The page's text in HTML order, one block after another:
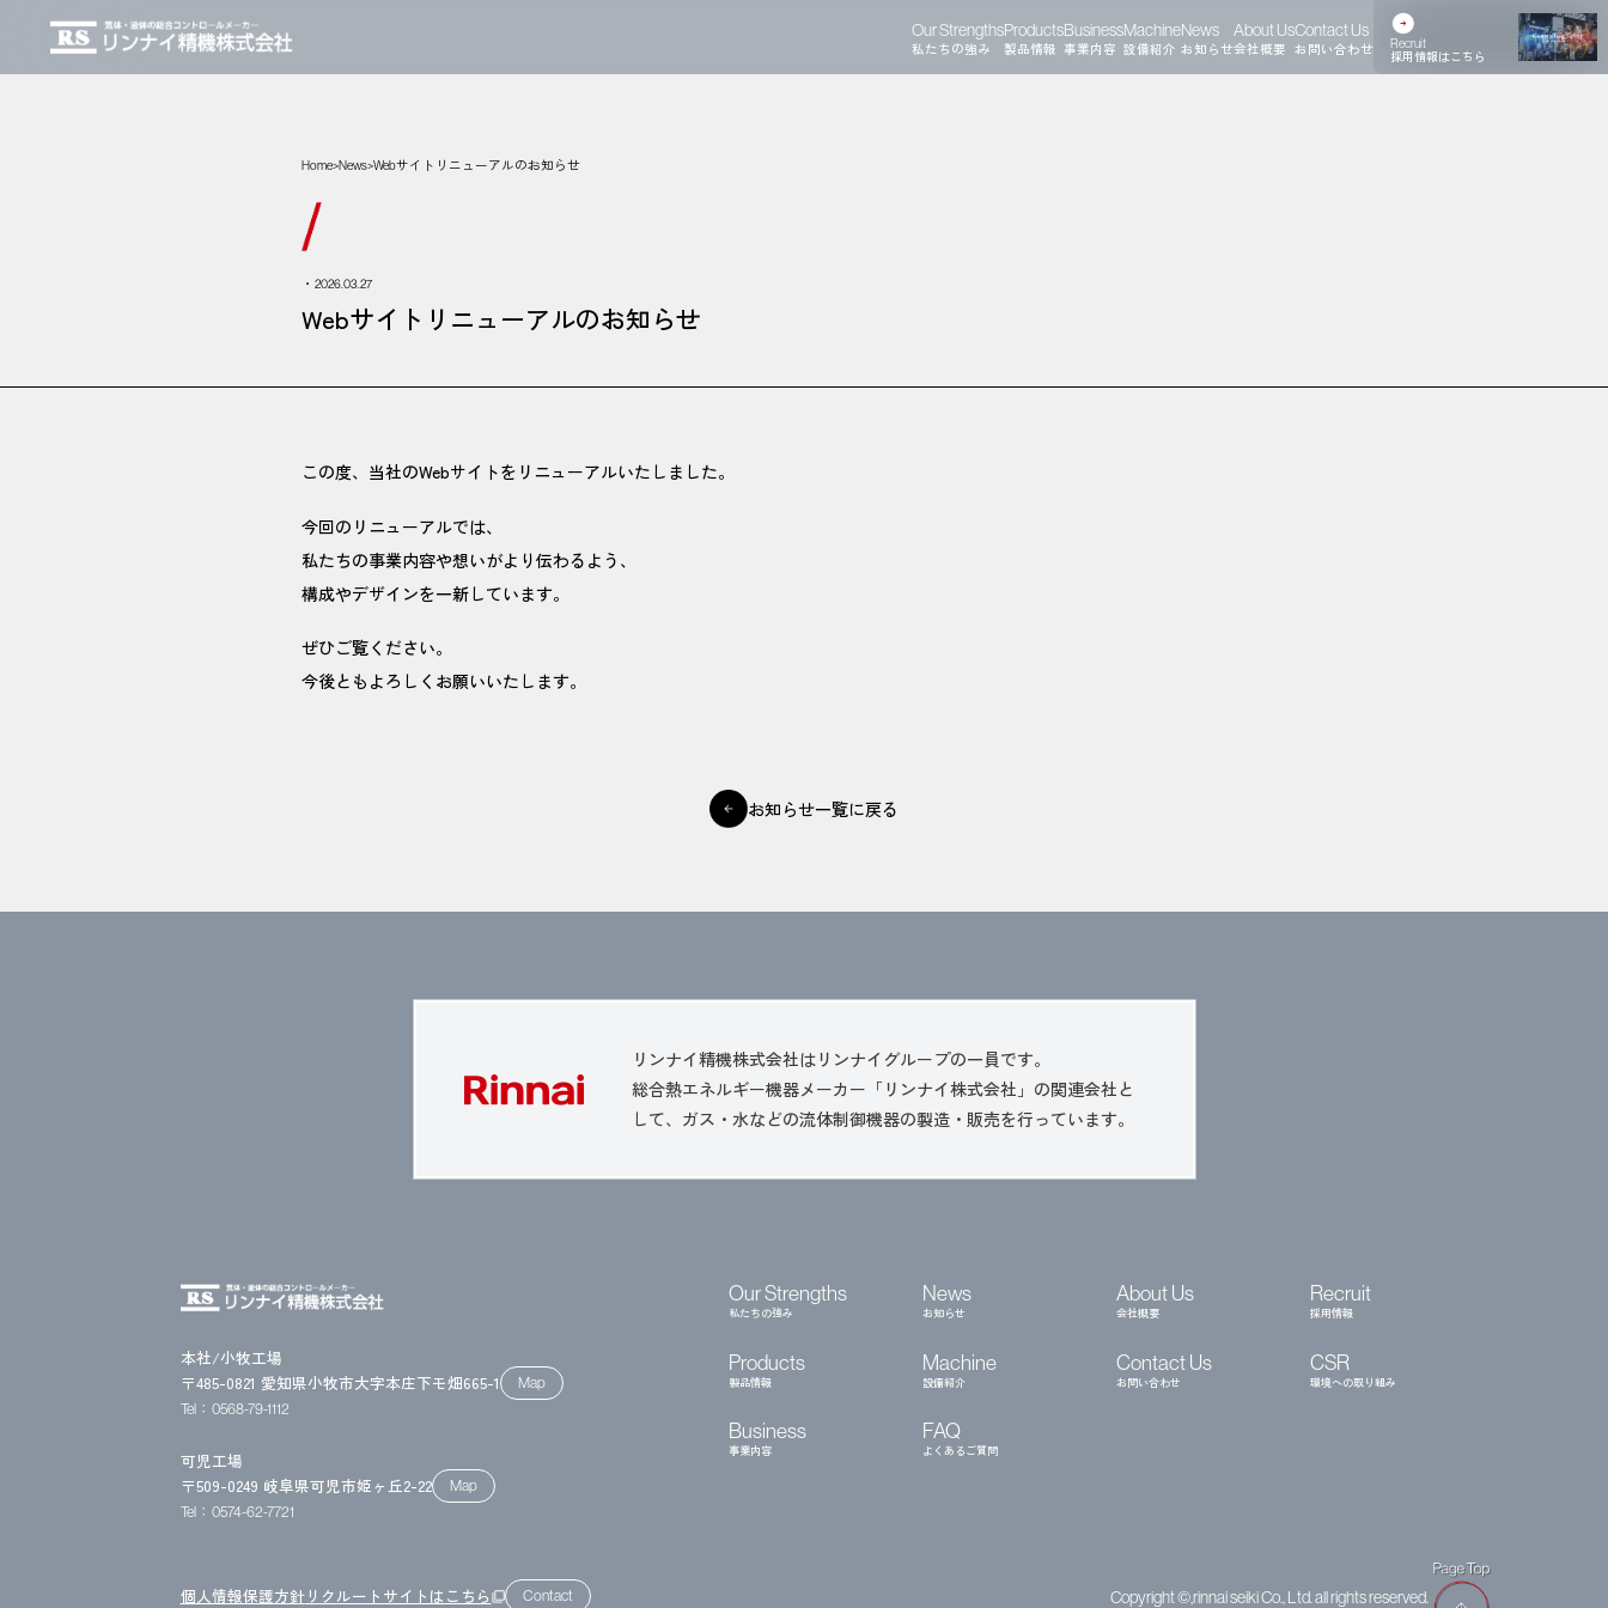
Our Strengths
私たちの強み
Products
製品情報
Business
事業内容
Machine
設備紹介
News
お知らせ
About Us
会社概要
Contact Us
お問い合わせ Recruit
採用情報はこちら
Home>News>Webサイトリニューアルのお知らせ
・2026.03.27
Webサイトリニューアルのお知らせ
この度、当社のWebサイトをリニューアルいたしました。
今回のリニューアルでは、
私たちの事業内容や想いがより伝わるよう、
構成やデザインを一新しています。
ぜひご覧ください。
今後ともよろしくお願いいたします。
お知らせ一覧に戻る
リンナイ精機株式会社はリンナイグループの一員です。
総合熱エネルギー機器メーカー「リンナイ株式会社」の関連会社と
して、ガス・水などの流体制御機器の製造・販売を行っています。
本社/小牧工場
〒485-0821 愛知県小牧市大字本庄下モ畑665-1
Map
Tel：0568-79-1112
可児工場
〒509-0249 岐阜県可児市姫ヶ丘2-22
Map
Tel：0574-62-7721
個人情報保護方針リクルートサイトはこちら filter_none Contact
Our Strengths
私たちの強み
News
お知らせ
About Us
会社概要
Recruit
採用情報
Products
製品情報
Machine
設備紹介
Contact Us
お問い合わせ
CSR
環境への取り組み
Business
事業内容
FAQ
よくあるご質問
Copyright ©,rinnai seiki Co., Ltd. all rights reserved.